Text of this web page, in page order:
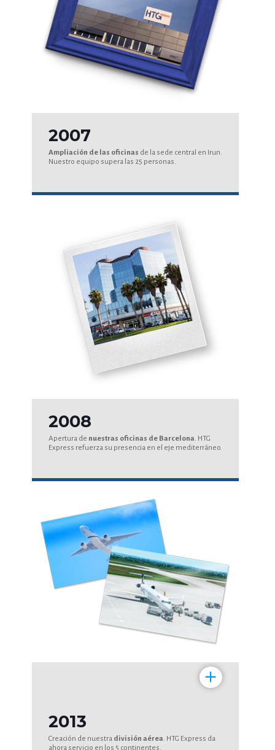
2007
Ampliación de las oficinas de la sede central en Irun.
Nuestro equipo supera las 25 personas.
2008
Apertura de nuestras oficinas de Barcelona. HTG
Express refuerza su presencia en el eje mediterráneo.
+
2013
Creación de nuestra división aérea. HTG Express da
ahora servicio en los 5 continentes.